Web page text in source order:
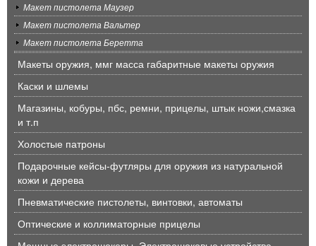
Макет пистолета Маузер
Макет пистолета Вальтер
Макет пистолета Беретта
Макеты оружия, ммг масса габаритные макеты оружия
Каски и шлемы
Магазины, кобуры, пбс, ремни, прицелы, штык ножи,смазка
и т.п
Холостые патроны
Подарочные кейсы-футляры для оружия из натуральной
кожи и дерева
Пневматические пистолеты, винтовки, автоматы
Оптические и коллиматорные прицелы